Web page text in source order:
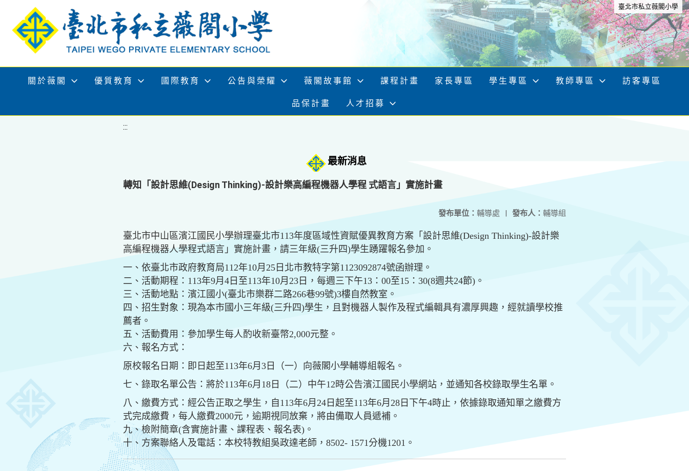
移至網頁之主要內容區位置 臺北市私立薇閣小學
關於薇閣 優質教育 國際教育 公告與榮耀 薇閣故事館 課程計畫 家長專區 學生專區 教師專區 訪客專區
品保計畫 人才招募
:::
最新消息
轉知「設計思維(Design Thinking)-設計樂高編程機器人學程 式語言」實施計畫
發布人： 輔導組
發布單位： 輔導處 |
臺北市中山區濱江國民小學辦理臺北市113年度區域性資賦優異教育方案「設計思維(Design Thinking)-設計樂
高編程機器人學程式語言」實施計畫，請三年級(三升四)學生踴躍報名參加。
一、依臺北市政府教育局112年10月25日北市教特字第1123092874號函辦理。
二、活動期程：113年9月4日至113年10月23日，每週三下午13：00至15：30(8週共24節)。
三、活動地點：濱江國小(臺北市樂群二路266巷99號)3樓自然教室。
四、招生對象：現為本市國小三年級(三升四)學生，且對機器人製作及程式編輯具有濃厚興趣，經就讀學校推
薦者。
五、活動費用：參加學生每人酌收新臺幣2,000元整。
六、報名方式：
原校報名日期：即日起至113年6月3日（一）向薇閣小學輔導組報名。
七、錄取名單公告：將於113年6月18日（二）中午12時公告濱江國民小學網站，並通知各校錄取學生名單。
八、繳費方式：經公告正取之學生，自113年6月24日起至113年6月28日下午4時止，依據錄取通知單之繳費方
式完成繳費，每人繳費2000元，逾期視同放棄，將由備取人員遞補。
九、檢附簡章(含實施計畫、課程表、報名表)。
十、方案聯絡人及電話：本校特教組吳政達老師，8502- 1571分機1201。